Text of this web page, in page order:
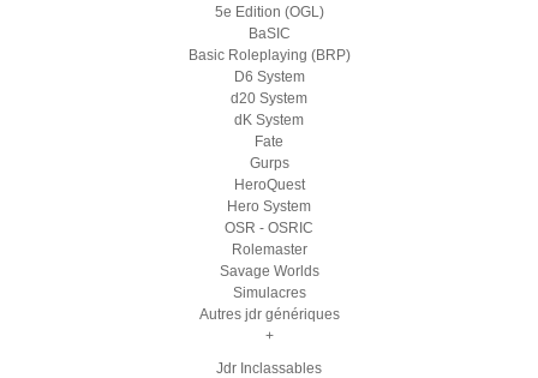
5e Edition (OGL)
BaSIC
Basic Roleplaying (BRP)
D6 System
d20 System
dK System
Fate
Gurps
HeroQuest
Hero System
OSR - OSRIC
Rolemaster
Savage Worlds
Simulacres
Autres jdr génériques
+
Jdr Inclassables